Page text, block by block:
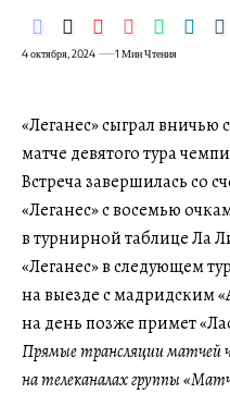
4 октября, 2024 1 Мин Чтения
«Леганес» сыграл
матче девятого тура
Встреча завершилась со
«Леганес» с восемью
в турнирной таблице Ла
«Леганес» в следующем
на выезде с мадридским
на день позже примет
Прямые трансляции
на телеканалах группы